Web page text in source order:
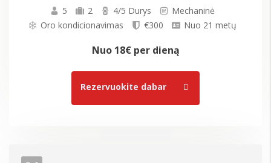
5 2 4/5 Durys
Mechaninė
Oro kondicionavimas
€300 Nuo 21 metų
Nuo 18€per dieną
Rezervuokite dabar